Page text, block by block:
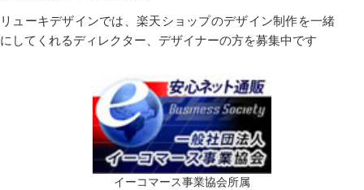
リューキデザインでは、楽天ショップのデザイン制作を一緒
にしてくれるディレクター、デザイナーの方を募集中です
イーコマース事業協会所属